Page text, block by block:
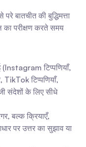
बातचीत की बुद्धिमत्ता
का परीक्षण करते समय
(Instagram टिप्पणियाँ,
टिप्पणियाँ,
संदेशों के लिए सीधे
बल्क क्रियाएँ,
पर उत्तर का सुझाव या